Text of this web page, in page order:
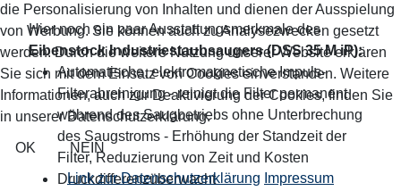
Hier noch ein paar Ausstattungsmerkmale des
Eibenstock Industriestaubsaugers (DSS 35 M iP):
Automatische, elektromagnetische Impuls-
Filterabreinigung - reinigt die Filter permanent
während des Saugbetriebs ohne Unterbrechung
des Saugstroms - Erhöhung der Standzeit der
Filter, Reduzierung von Zeit und Kosten
Druckdifferenzüberwacht
die Personalisierung von Inhalten und dienen der Ausspielung
von Werbung. Sie können auch zu Analysezwecken gesetzt
werden. Durch die weitere Nutzung unserer Website erklären
Sie sich mit dem Einsatz von Cookies einverstanden. Weitere
Informationen, auch zur Deaktivierung der Cookies, finden Sie
in unserer Datenschutzerklärung.
OK NEIN
Link zur Datenschutzerklärung Impressum